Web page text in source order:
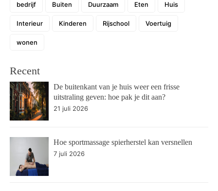
bedrijf Buiten Duurzaam Eten Huis
Interieur Kinderen Rijschool Voertuig
wonen
Recent
De buitenkant van je huis weer een frisse
uitstraling geven: hoe pak je dit aan?
21 juli 2026
Hoe sportmassage spierherstel kan versnellen
7 juli 2026